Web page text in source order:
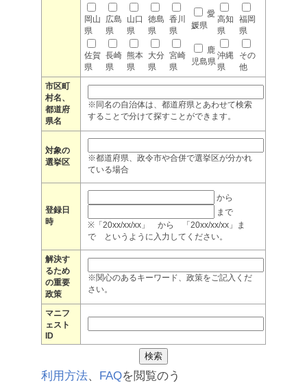
岡山
県
広島
県
山口
県
徳島
県
香川
県
愛
媛県
高知
県
福岡
県
佐賀
県
長崎
県
熊本
県
大分
県
宮崎
県
鹿
児島県
沖縄
県
その
他
市区町
村名、
都道府
県名
※同名の自治体は、都道府県とあわせて検索
することで分けて探すことができます。
対象の
選挙区
※都道府県、政令市や合併で選挙区が分かれ
ている場合
登録日
時
から
まで
※「20xx/xx/xx」 から 「20xx/xx/xx」ま
で というように入力してください。
解決す
るため
の重要
政策
※関心のあるキーワード、政策をご記入くだ
さい。
マニフ
ェスト
ID
利用方法、 FAQを閲覧のう